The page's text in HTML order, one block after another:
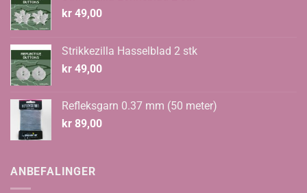
kr 49,00
Strikkezilla Hasselblad 2 stk
kr 49,00
Refleksgarn 0.37 mm (50 meter)
kr 89,00
ANBEFALINGER